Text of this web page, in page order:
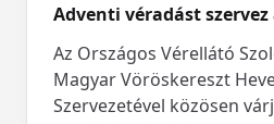
Adventi véradást szervez
Az Országos Vérellátó
Magyar Vöröskereszt
Szervezetével közösen